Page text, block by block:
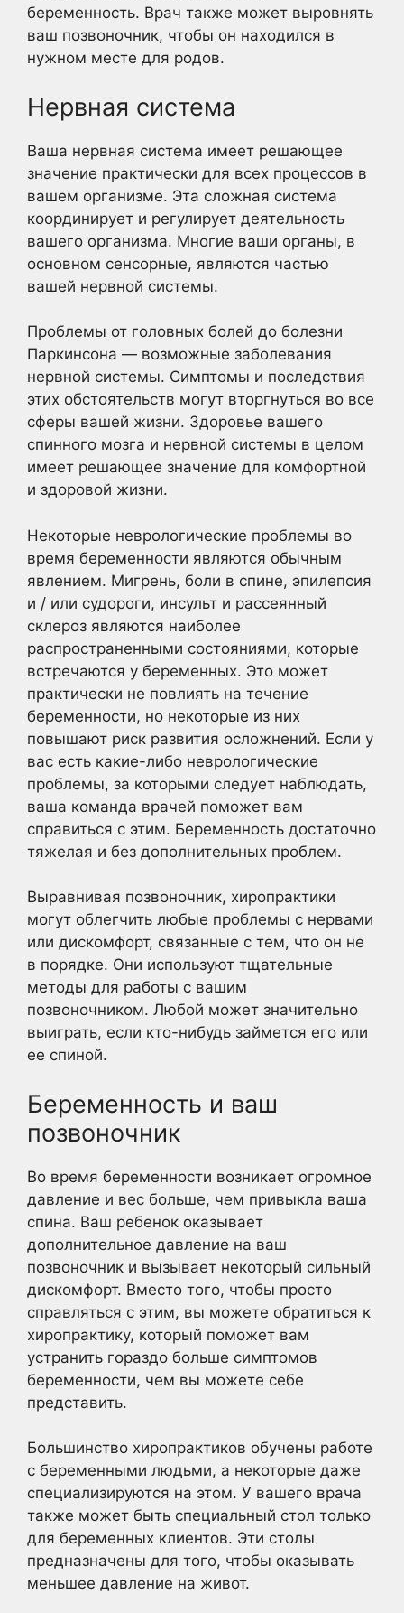
беременность. Врач также может выровнять
ваш позвоночник, чтобы он находился в
нужном месте для родов.
Нервная система
Ваша нервная система имеет решающее
значение практически для всех процессов в
вашем организме. Эта сложная система
координирует и регулирует деятельность
вашего организма. Многие ваши органы, в
основном сенсорные, являются частью
вашей нервной системы.
Проблемы от головных болей до болезни
Паркинсона — возможные заболевания
нервной системы. Симптомы и последствия
этих обстоятельств могут вторгнуться во все
сферы вашей жизни. Здоровье вашего
спинного мозга и нервной системы в целом
имеет решающее значение для комфортной
и здоровой жизни.
Некоторые неврологические проблемы во
время беременности являются обычным
явлением. Мигрень, боли в спине, эпилепсия
и / или судороги, инсульт и рассеянный
склероз являются наиболее
распространенными состояниями, которые
встречаются у беременных. Это может
практически не повлиять на течение
беременности, но некоторые из них
повышают риск развития осложнений. Если у
вас есть какие-либо неврологические
проблемы, за которыми следует наблюдать,
ваша команда врачей поможет вам
справиться с этим. Беременность достаточно
тяжелая и без дополнительных проблем.
Выравнивая позвоночник, хиропрактики
могут облегчить любые проблемы с нервами
или дискомфорт, связанные с тем, что он не
в порядке. Они используют тщательные
методы для работы с вашим
позвоночником. Любой может значительно
выиграть, если кто-нибудь займется его или
ее спиной.
Беременность и ваш
позвоночник
Во время беременности возникает огромное
давление и вес больше, чем привыкла ваша
спина. Ваш ребенок оказывает
дополнительное давление на ваш
позвоночник и вызывает некоторый сильный
дискомфорт. Вместо того, чтобы просто
справляться с этим, вы можете обратиться к
хиропрактику, который поможет вам
устранить гораздо больше симптомов
беременности, чем вы можете себе
представить.
Большинство хиропрактиков обучены работе
с беременными людьми, а некоторые даже
специализируются на этом. У вашего врача
также может быть специальный стол только
для беременных клиентов. Эти столы
предназначены для того, чтобы оказывать
меньшее давление на живот.